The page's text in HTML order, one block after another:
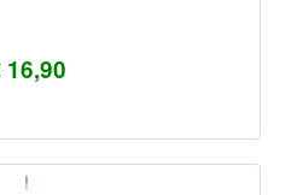
16,90
!